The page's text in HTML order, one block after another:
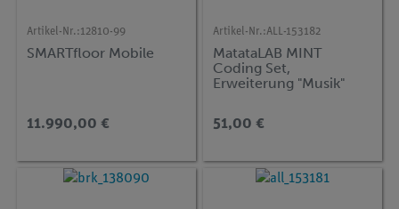
Artikel-Nr.:12810-99
SMARTfloor Mobile
11.990,00 €
Artikel-Nr.:ALL-153182
MatataLAB MINT
Coding Set,
Erweiterung "Musik"
51,00 €